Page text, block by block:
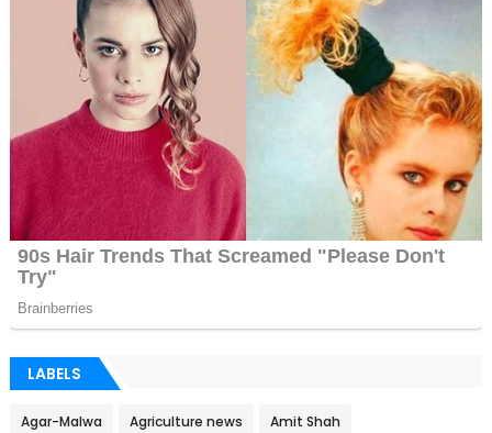
LABELS
Agar-Malwa Agriculture news Amit Shah